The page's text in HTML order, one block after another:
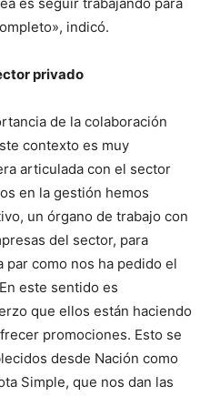
indicó.
privado
de la colaboración
contexto es muy
articulada con el sector
en la gestión hemos
un órgano de trabajo con
del sector, para
par como nos ha pedido el
este sentido es
que ellos están haciendo
promociones. Esto se
desde Nación como
Simple, que nos dan las